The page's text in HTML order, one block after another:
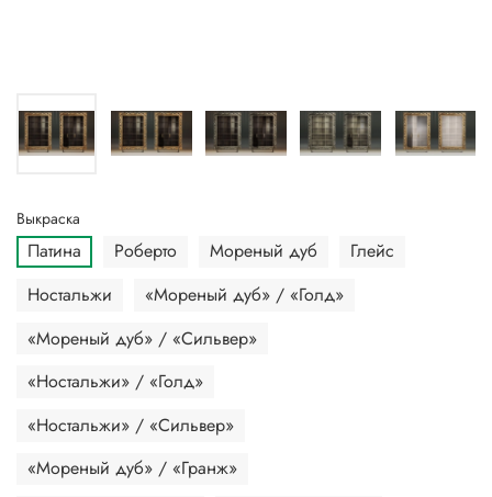
Выкраска
Патина Роберто Мореный дуб
Глейс
Ностальжи
«Мореный дуб» / «Голд»
«Мореный дуб» / «Сильвер»
«Ностальжи» / «Голд»
«Ностальжи» / «Сильвер»
«Мореный дуб» / «Гранж»